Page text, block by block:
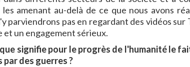
amenant au-delà de ce que nous avons
parviendrons pas en regardant des vidéos sur
un engagement sérieux.
signifie pour le progrès de l'humanité le
des guerres ?